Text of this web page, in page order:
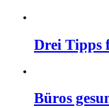
Drei Tipps
Büros